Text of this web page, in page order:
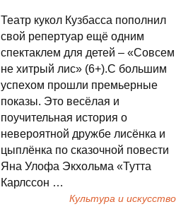
Театр кукол Кузбасса пополнил
свой репертуар ещё одним
спектаклем для детей – «Совсем
не хитрый лис» (6+).С большим
успехом прошли премьерные
показы. Это весёлая и
поучительная история о
невероятной дружбе лисёнка и
цыплёнка по сказочной повести
Яна Улофа Экхольма «Тутта
Карлссон …
Культура и искусство